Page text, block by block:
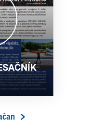
pod
priniesol
príjemnú